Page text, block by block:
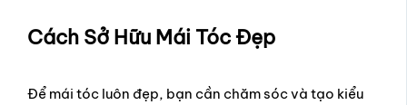
Cách Sở Hữu Mái Tóc Đẹp
Để mái tóc luôn đẹp, bạn cần chăm sóc và tạo kiểu